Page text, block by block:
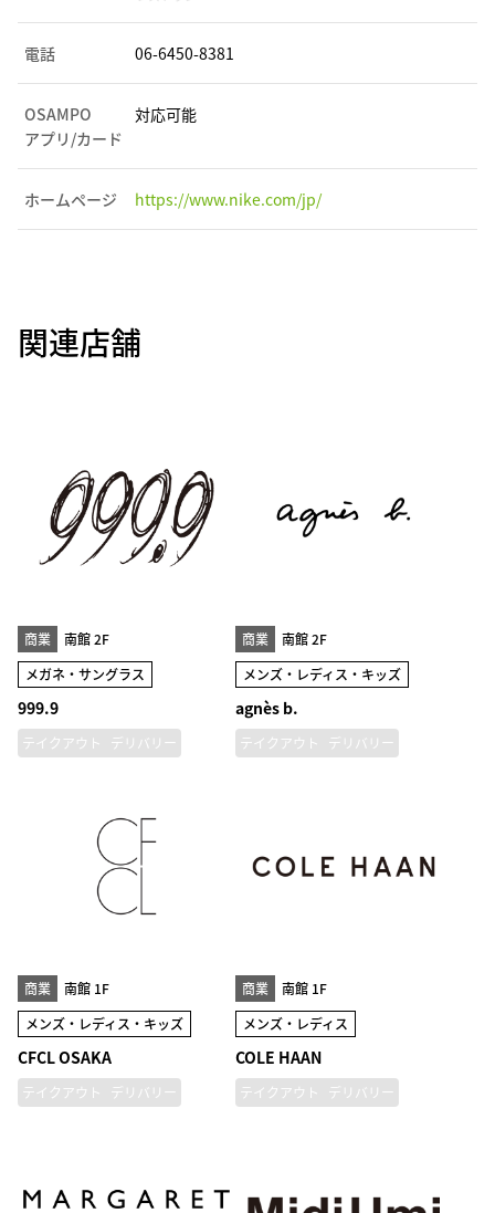
電話 06-6450-8381
OSAMPO
アプリ/カード
対応可能
ホームページ https://www.nike.com/jp/
関連店舗
商業
南館 2F
メガネ・サングラス
999.9
テイクアウト デリバリー
商業
南館 2F
メンズ・レディス・キッズ
agnès b.
テイクアウト デリバリー
商業
南館 1F
メンズ・レディス・キッズ
CFCL OSAKA
テイクアウト デリバリー
商業
南館 1F
メンズ・レディス
COLE HAAN
テイクアウト デリバリー